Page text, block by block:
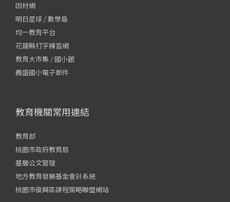
因材網
明日星球 / 數學島
均一教育平台
花蓮縣打字練習網
教育大市集 / 國小館
義盛國小電子郵件
教育機關常用連結
教育部
桃園市政府教育局
基層公文管理
地方教育發展基金會計系統
桃園市復興區課程策略聯盟網站